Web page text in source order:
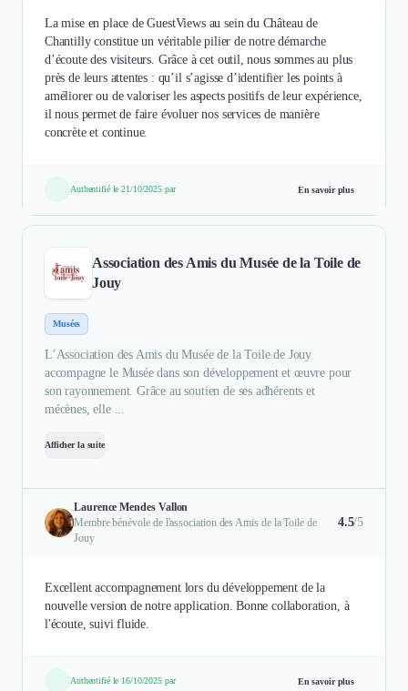
La mise en place de GuestViews au sein du Château de
Chantilly constitue un véritable pilier de notre démarche
d’écoute des visiteurs. Grâce à cet outil, nous sommes au plus
près de leurs attentes : qu’il s’agisse d’identifier les points à
améliorer ou de valoriser les aspects positifs de leur expérience,
il nous permet de faire évoluer nos services de manière
concrète et continue.
Authentifié le 21/10/2025 par En savoir plus
Association des Amis du Musée de la Toile de
Jouy
Musées
L’Association des Amis du Musée de la Toile de Jouy
accompagne le Musée dans son développement et œuvre pour
son rayonnement. Grâce au soutien de ses adhérents et
mécènes, elle ...
Afficher la suite
Laurence Mendes Vallon
Membre bénévole de l'association des Amis de la Toile de
Jouy
4.5/5
Excellent accompagnement lors du développement de la
nouvelle version de notre application. Bonne collaboration, à
l'écoute, suivi fluide.
Authentifié le 16/10/2025 par En savoir plus